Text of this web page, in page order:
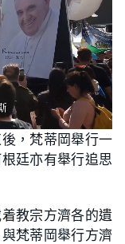
，梵蒂岡舉行一
廷亦有舉行追思
教宗方濟各的遺
梵蒂岡舉行方濟